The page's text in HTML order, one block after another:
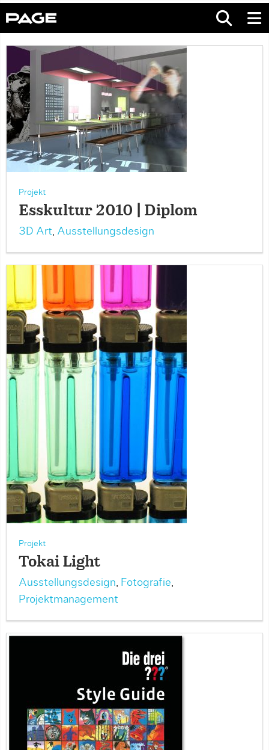
Projekt
Esskultur 2010 | Diplom
3D Art, Ausstellungsdesign
Projekt
Tokai Light
Ausstellungsdesign, Fotografie,
Projektmanagement